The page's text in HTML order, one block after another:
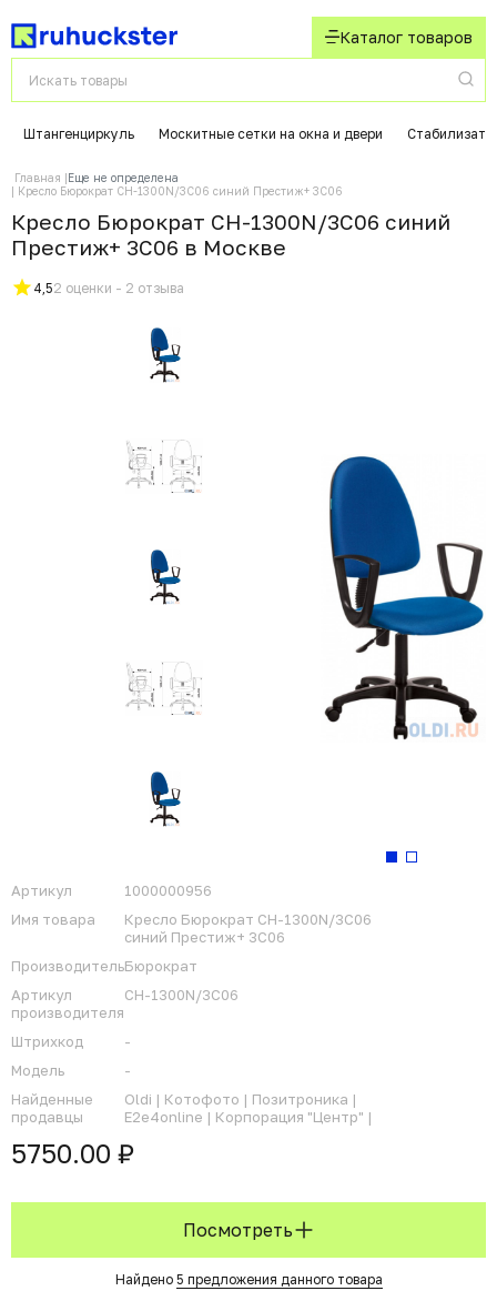
Каталог товаров
Штангенциркуль Москитные сетки на окна и двери
Главная
Еще не определена
Кресло Бюрократ CH-1300N/3C06 синий Престиж+ 3C06
Кресло Бюрократ CH-1300N/3C06 синий
Престиж+ 3C06 в Москвe
4,52 оценки - 2 отзыва
Артикул
1000000956
Имя товара
Кресло Бюрократ CH-1300N/3C06
синий Престиж+ 3C06
ПроизводительБюрократ
Артикул
производителя
CH-1300N/3C06
Штрихкод
-
Модель
-
Найденные
продавцы
Oldi | Котофото | Позитроника |
E2e4online | Корпорация "Центр" |
5750.00 ₽
Посмотреть
Найдено 5 предложения данного товара